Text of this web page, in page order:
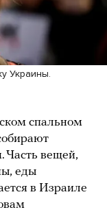
Украины.
спальном
Часть вещей,
еды
в Израиле